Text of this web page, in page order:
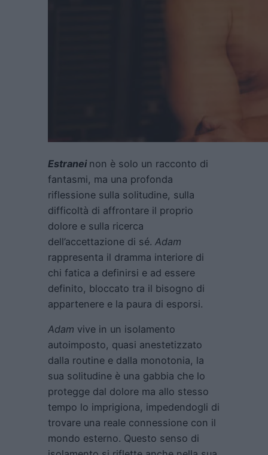
Estranei non è solo un racconto di
fantasmi, ma una profonda
riflessione sulla solitudine, sulla
difficoltà di affrontare il proprio
dolore e sulla ricerca
dell’accettazione di sé. Adam
rappresenta il dramma interiore di
chi fatica a definirsi e ad essere
definito, bloccato tra il bisogno di
appartenere e la paura di esporsi.
Adam vive in un isolamento
autoimposto, quasi anestetizzato
dalla routine e dalla monotonia, la
sua solitudine è una gabbia che lo
protegge dal dolore ma allo stesso
tempo lo imprigiona, impedendogli di
trovare una reale connessione con il
mondo esterno. Questo senso di